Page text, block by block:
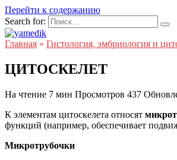
Перейти к содержанию
Search for:
Главная » Гистология, эмбриология и
ЦИТОСКЕЛЕТ
На чтение 7 мин Просмотров 437
К элементам цитоскелета относят
функций (например, обеспечивает
Микротрубочки